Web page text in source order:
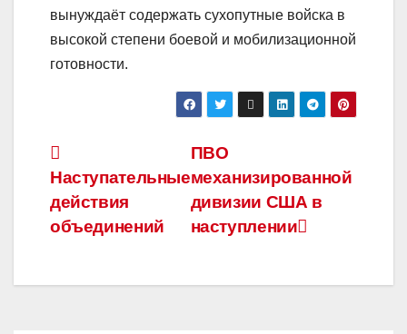
вынуждаёт содержать сухопутные войска в
высокой степени боевой и мобилизационной
готовности.
Навигация
по
записям
ПВО
механизированной
дивизии США в
наступлении
Наступательные
действия
объединений